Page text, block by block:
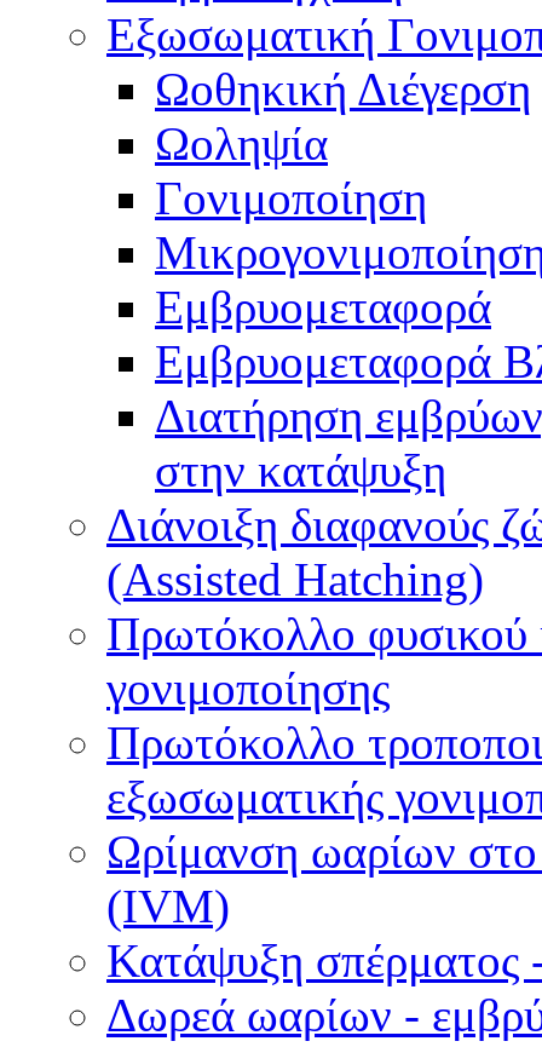
Εξωσωματική
Ωοθηκική Διέγερση
Ωοληψία
Γονιμοποίηση
Εμβρυομεταφορά
Εμβρυομεταφορά
Διατήρηση
στην κατάψυξη
Διάνοιξη διαφανούς
(Assisted Hatching)
Πρωτόκολλο φυσικού
γονιμοποίησης
Πρωτόκολλο
εξωσωματικής
Ωρίμανση ωαρίων
(IVM)
Κατάψυξη σπέρματος
Δωρεά ωαρίων -